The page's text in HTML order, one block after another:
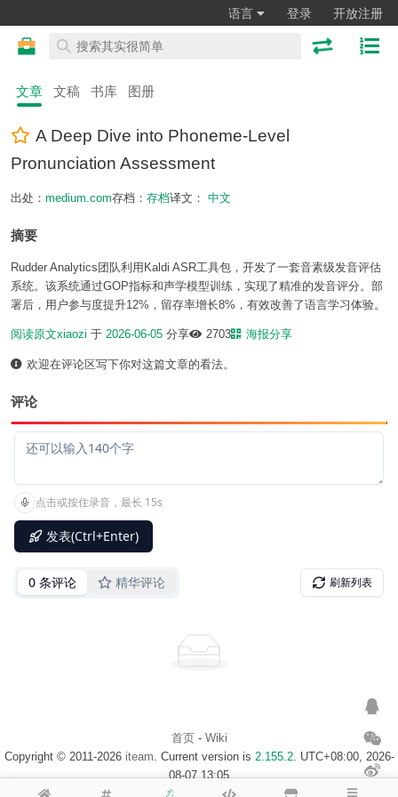
语言 登录 开放注册
文章 文稿 书库 图册
A Deep Dive into Phoneme-Level
Pronunciation Assessment
出处： medium.com存档： 存档译文： 中文
摘要
Rudder Analytics团队利用Kaldi ASR工具包，开发了一套音素级发音评估
系统。该系统通过GOP指标和声学模型训练，实现了精准的发音评分。部
署后，用户参与度提升12%，留存率增长8%，有效改善了语言学习体验。
阅读原文xiaozi 于 2026-06-05 分享 2703 海报分享
欢迎在评论区写下你对这篇文章的看法。
评论
首页- Wiki
Copyright © 2011-2026 iteam. Current version is 2.155.2. UTC+08:00, 2026-
08-07 13:05
浙ICP备14020137号-1 $访客地图$